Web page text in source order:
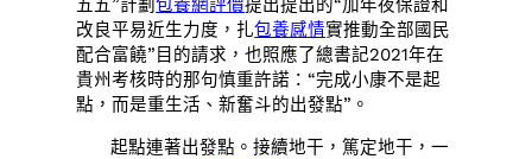
五五”計劃包養網評價提出提出的“加年夜保證和
改良平易近生力度，扎包養感情實推動全部國民
配合富饒”目的請求，也照應了總書記2021年在
貴州考核時的那句慎重許諾：“完成小康不是起
點，而是重生活、新奮斗的出發點”。
起點連著出發點。接續地干，篤定地干，一